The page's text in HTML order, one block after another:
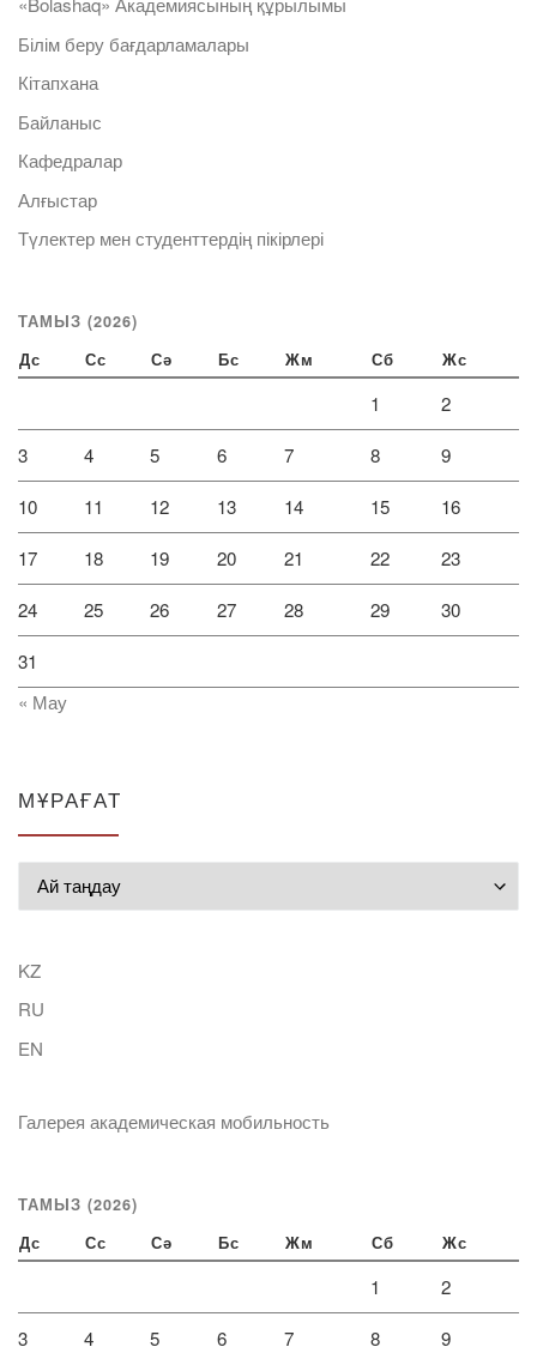
Білім беру бағдарламалары
Кітапхана
Байланыс
Кафедралар
Алғыстар
Түлектер мен студенттердің пікірлері
ТАМЫЗ (2026)
Дс Сс Сә Бс Жм Сб Жс
1 2
3 4 5 6 7 8 9
10 11 12 13 14 15 16
17 18 19 20 21 22 23
24 25 26 27 28 29 30
31
« Мау
МҰРАҒАТ
KZ
RU
EN
Галерея академическая мобильность
ТАМЫЗ (2026)
Дс Сс Сә Бс Жм Сб Жс
1 2
3 4 5 6 7 8 9